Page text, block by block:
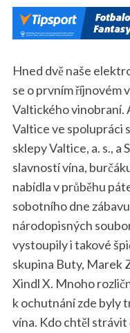
Hned dvě naše
se o prvním říjnovém
Valtického vinobraní.
Valtice ve spolupráci
sklepy Valtice, a. s., a
slavností vína,
nabídla v průběhu
sobotního dne
národopisných
vystoupily i takové
skupina Buty, Marek
Xindl X. Mnoho
k ochutnání zde byly
vína. Kdo chtěl strávit